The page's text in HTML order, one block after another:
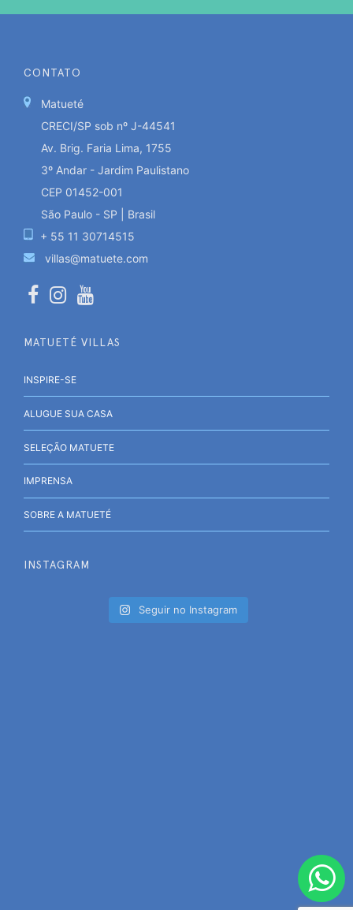
CONTATO
Matueté
CRECI/SP sob nº J-44541
Av. Brig. Faria Lima, 1755
3º Andar - Jardim Paulistano
CEP 01452-001
São Paulo - SP | Brasil
+ 55 11 30714515
villas@matuete.com
MATUETÉ VILLAS
INSPIRE-SE
ALUGUE SUA CASA
SELEÇÃO MATUETE
IMPRENSA
SOBRE A MATUETÉ
INSTAGRAM
Seguir no Instagram